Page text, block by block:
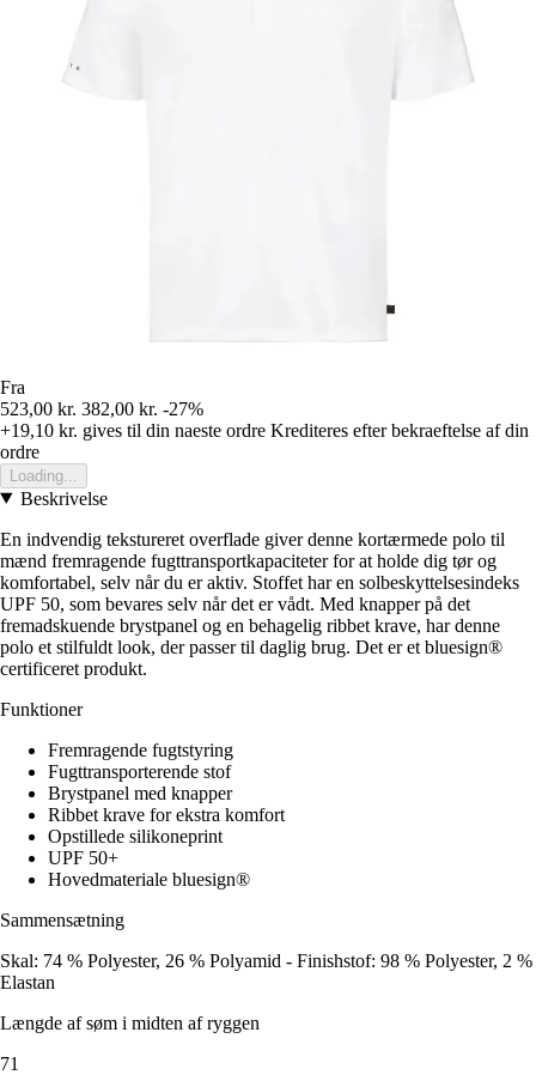
Fra
523,00 kr. 382,00 kr. -27%
+19,10 kr. gives til din naeste ordre Krediteres efter bekraeftelse af din
ordre
Loading...
Beskrivelse
En indvendig tekstureret overflade giver denne kortærmede polo til
mænd fremragende fugttransportkapaciteter for at holde dig tør og
komfortabel, selv når du er aktiv. Stoffet har en solbeskyttelsesindeks
UPF 50, som bevares selv når det er vådt. Med knapper på det
fremadskuende brystpanel og en behagelig ribbet krave, har denne
polo et stilfuldt look, der passer til daglig brug. Det er et bluesign®
certificeret produkt.
Funktioner
Fremragende fugtstyring
Fugttransporterende stof
Brystpanel med knapper
Ribbet krave for ekstra komfort
Opstillede silikoneprint
UPF 50+
Hovedmateriale bluesign®
Sammensætning
Skal: 74 % Polyester, 26 % Polyamid - Finishstof: 98 % Polyester, 2 %
Elastan
Længde af søm i midten af ryggen
71